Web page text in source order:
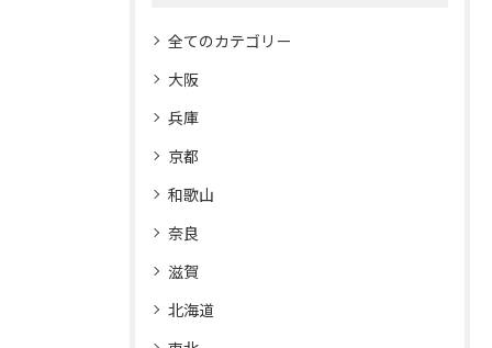
全てのカテゴリー
大阪
兵庫
京都
和歌山
奈良
滋賀
北海道